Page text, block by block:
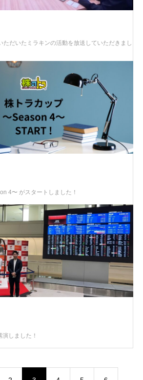
ただいたミラキンの活動を放送していただきまし
4〜 がスタートしました！
しました！